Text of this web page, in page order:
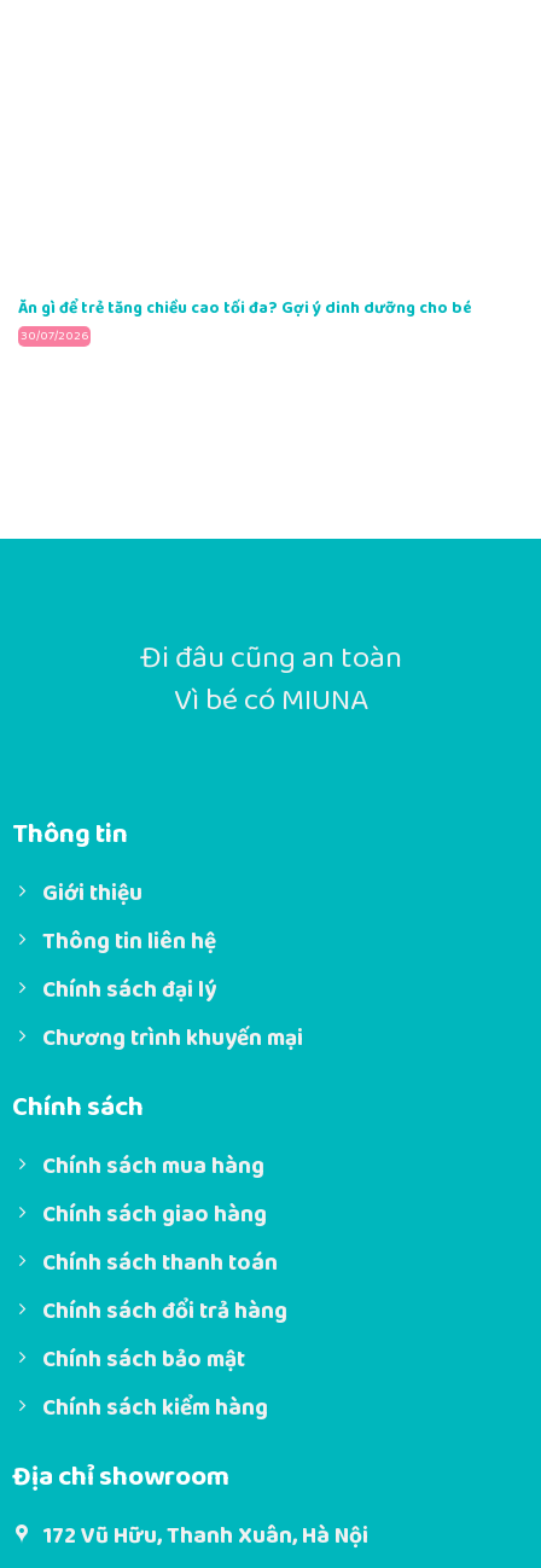
Ăn gì để trẻ tăng chiều cao tối đa? Gợi ý dinh dưỡng cho bé
30/07/2026
Đi đâu cũng an toàn
Vì bé có MIUNA
Thông tin
Giới thiệu
Thông tin liên hệ
Chính sách đại lý
Chương trình khuyến mại
Chính sách
Chính sách mua hàng
Chính sách giao hàng
Chính sách thanh toán
Chính sách đổi trả hàng
Chính sách bảo mật
Chính sách kiểm hàng
Địa chỉ showroom
172 Vũ Hữu, Thanh Xuân, Hà Nội